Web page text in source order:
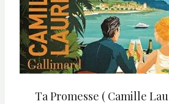
Ta Promesse ( Camille